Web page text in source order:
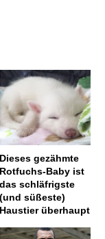
Dieses gezähmte
Rotfuchs-Baby ist
das schläfrigste
(und süßeste)
Haustier überhaupt